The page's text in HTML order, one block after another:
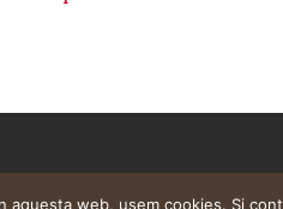
web, usem cookies. Si